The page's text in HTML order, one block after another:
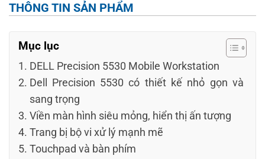
THÔNG TIN SẢN PHẨM
Mục lục
DELL Precision 5530 Mobile Workstation
Dell Precision 5530 có thiết kế nhỏ gọn và
sang trọng
Viền màn hình siêu mỏng, hiển thị ấn tượng
Trang bị bộ vi xử lý mạnh mẽ
Touchpad và bàn phím